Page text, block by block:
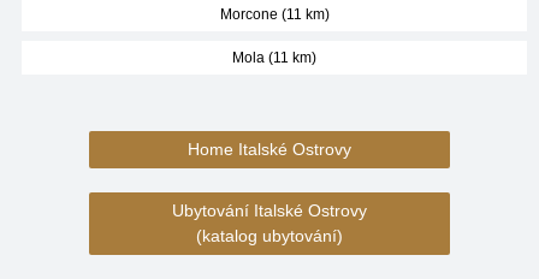
Morcone (11 km)
Mola (11 km)
Home Italské Ostrovy
Ubytování Italské Ostrovy
(katalog ubytování)